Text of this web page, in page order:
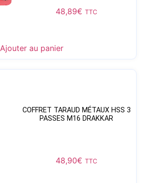
48,89€ TTC
Ajouter au panier
COFFRET TARAUD MÉTAUX HSS 3
PASSES M16 DRAKKAR
48,90€ TTC